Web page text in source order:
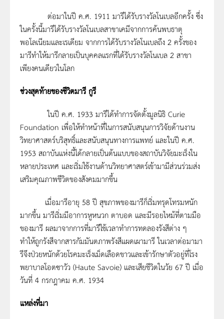
ต่อมาในปี ค.ศ. 1911 มารีได้รับรางวัลโนเบลอีกครั้ง ซึ่ง
ในครั้งนี้มารีได้รับรางวัลโนเบลสาขาเคมีจากการค้นพบธาตุ
พอโลเนียมและเรเดียม จากการได้รับรางวัลโนเบลถึง 2 ครั้งของ
มารีทำให้มารีกลายเป็นบุคคลแรกที่ได้รับรางวัลโนเบล 2 สาขา
เพียงคนเดียวในโลก
ช่วงสุดท้ายของชีวิตมารี กูรี
ในปี ค.ศ. 1933 มารีได้ทำการจัดตั้งมูลนิธิ Curie
Foundation เพื่อให้ทำหน้าที่ในการสนับสนุนการวิจัยด้านงาน
วิทยาศาสตร์บริสุทธิ์และสนับสนุนทางการแพทย์ และในปี ค.ศ.
1953 สถาบันแห่งนี้ได้กลายเป็นต้นแบบของสถาบันวิจัยมะเร็งใน
หลายประเทศ และเริ่มใช้งานด้านวิทยาศาสตร์เข้ามามีส่วนร่วมส่ง
เสริมคุณภาพชีวิตของสังคมมากขึ้น
เมื่อมารีอายุ 58 ปี สุขภาพของมารีก็เริ่มทรุดโทรมหนัก
มากขึ้น มารีเริ่มมีอาการหูหนวก ตาบอด และมีรอยไหม้ที่ตามมือ
ของมารี ผลมาจากการที่มารีใช้เวลาทำการทดลองรังสีต่าง ๆ
ทำให้ถูกรังสีจากสารกัมมันตภาพรังสีแผดเผามารี ในเวลาต่อมามา
รีจึงป่วยหนักด้วยโรคมะเร็งเม็ดเลือดขาวและเข้ารักษาตัวอยู่ที่โรง
พยาบาลโอตซาวัว (Haute Savoie) และเสียชีวิตในวัย 67 ปี เมื่อ
วันที่ 4 กรกฎาคม ค.ศ. 1934
แหล่งที่มา